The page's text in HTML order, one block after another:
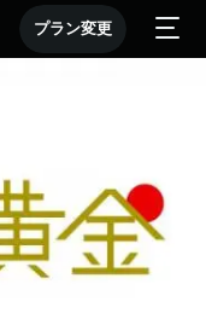
プラン変更